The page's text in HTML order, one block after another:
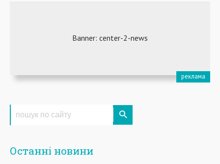
Останні новини